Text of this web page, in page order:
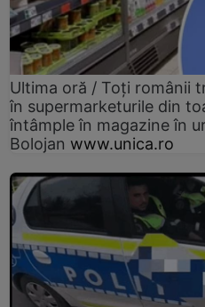
Ultima oră / Toți românii
în supermarketurile din
întâmple în magazine în
Bolojan www.unica.ro